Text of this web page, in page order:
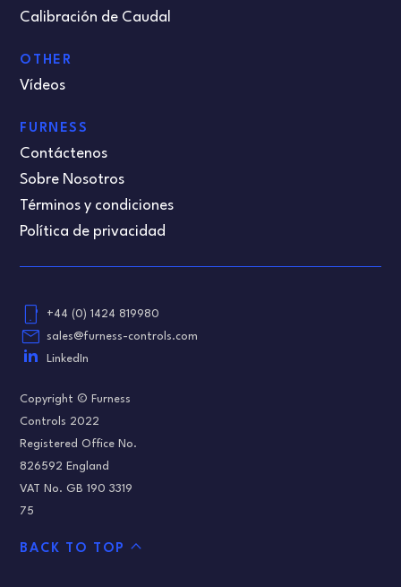
Calibración de Caudal
OTHER
Vídeos
FURNESS
Contáctenos
Sobre Nosotros
Términos y condiciones
Política de privacidad
phone_android +44 (0) 1424 819980
email
sales@furness-controls.com
LinkedIn
Copyright © Furness
Controls 2022
Registered Office No.
826592 England
VAT No. GB 190 3319
75
BACK TO TOP expand_less